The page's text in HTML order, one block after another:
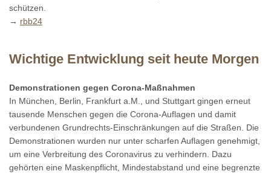
schützen.
→ rbb24
Wichtige Entwicklung seit heute Morgen
Demonstrationen gegen Corona-Maßnahmen
In München, Berlin, Frankfurt a.M., und Stuttgart gingen erneut
tausende Menschen gegen die Corona-Auflagen und damit
verbundenen Grundrechts-Einschränkungen auf die Straßen. Die
Demonstrationen wurden nur unter scharfen Auflagen genehmigt,
um eine Verbreitung des Coronavirus zu verhindern. Dazu
gehörten eine Maskenpflicht, Mindestabstand und eine begrenzte